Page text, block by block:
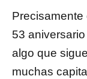
Precisamente
53
algo que
muchas